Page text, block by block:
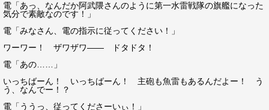
電「あっ、なんだか阿武隈さんのように第一水雷戦隊の旗艦になった
気分で素敵なのです！」
電「みなさん、電の指示に従ってください！」
ワーワー！ ザワザワ―― ドタドタ！
電「あの……」
いっちばーん！ いっちばーん！ 主砲も魚雷もあるんだよー！ う
う、なんでー！？
電「ううっ、従ってくださーいぃ！」